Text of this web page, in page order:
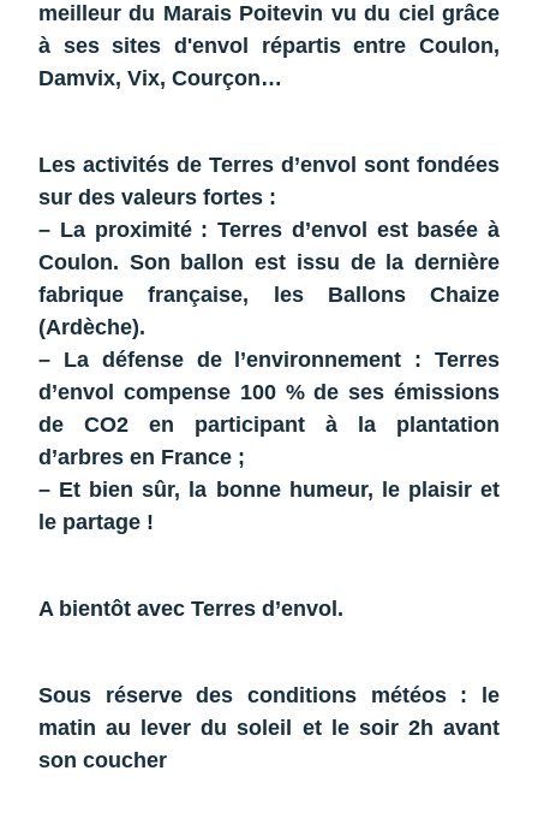
meilleur du Marais Poitevin vu du ciel grâce
à ses sites d'envol répartis entre Coulon,
Damvix, Vix, Courçon…
Les activités de Terres d’envol sont fondées
sur des valeurs fortes :
– La proximité : Terres d’envol est basée à
Coulon. Son ballon est issu de la dernière
fabrique française, les Ballons Chaize
(Ardèche).
– La défense de l’environnement : Terres
d’envol compense 100 % de ses émissions
de CO2 en participant à la plantation
d’arbres en France ;
– Et bien sûr, la bonne humeur, le plaisir et
le partage !
A bientôt avec Terres d’envol.
Sous réserve des conditions météos : le
matin au lever du soleil et le soir 2h avant
son coucher